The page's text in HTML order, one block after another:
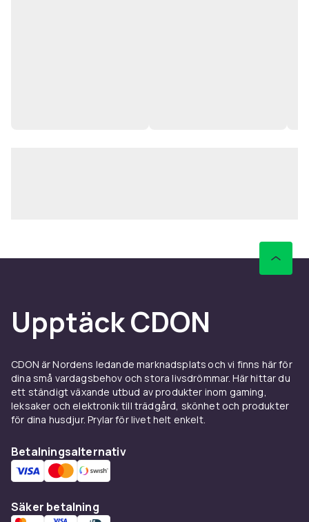
Upptäck CDON
CDON är Nordens ledande marknadsplats och vi finns här för
dina små vardagsbehov och stora livsdrömmar. Här hittar du
ett ständigt växande utbud av produkter inom gaming,
leksaker och elektronik till trädgård, skönhet och produkter
för dina husdjur. Prylar för livet helt enkelt.
Betalningsalternativ
Säker betalning